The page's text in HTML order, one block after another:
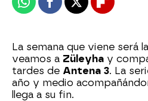
WhatsappFacebook
X Flipboard
La semana que viene será
veamos a Züleyha y
tardes de Antena 3. La
año y medio
llega a su fin.